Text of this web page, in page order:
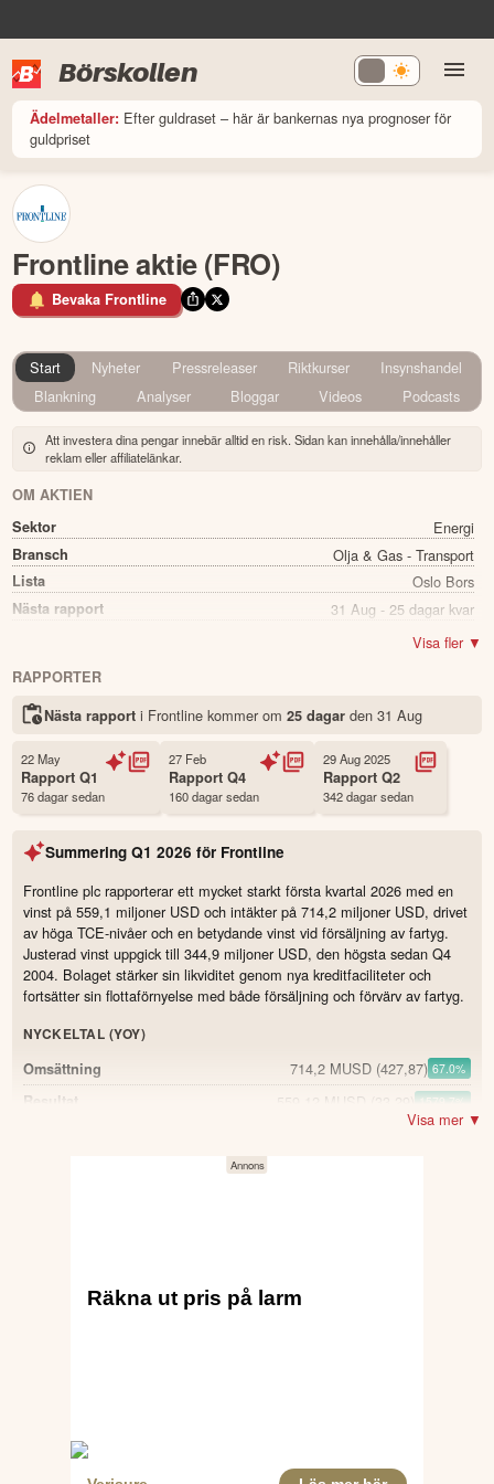
Börskollen
Ädelmetaller: Efter guldraset – här är bankernas nya prognoser för
guldpriset
Frontline aktie (FRO)
Bevaka Frontline
Start Nyheter Pressreleaser Riktkurser
Insynshandel
Blankning
Analyser Bloggar Videos Podcasts
Att investera dina pengar innebär alltid en risk. Sidan kan innehålla/innehåller
reklam eller affiliatelänkar.
OM AKTIEN
Sektor
Energi
Bransch Olja & Gas - Transport
Lista Oslo Bors
Nästa rapport 31 Aug - 25 dagar kvar
Ja
Namn Frontline
FRO
Status Noterad
Land
Antal ägare Avanza
Antal ägare Nordnet
17,202 st
Källa: Börsdata
Visa fler ▼
RAPPORTER
Nästa rapport i Frontline kommer om 25 dagarden 31 Aug
22 May
RapportQ1
76 dagar sedan
27 Feb
RapportQ4
160 dagar sedan
29 Aug 2025
RapportQ2
342 dagar sedan
Summering Q1 2026 för Frontline
Frontline plc rapporterar ett mycket starkt första kvartal 2026 med en
vinst på 559,1 miljoner USD och intäkter på 714,2 miljoner USD, drivet
av höga TCE-nivåer och en betydande vinst vid försäljning av fartyg.
Justerad vinst uppgick till 344,9 miljoner USD, den högsta sedan Q4
2004. Bolaget stärker sin likviditet genom nya kreditfaciliteter och
fortsätter sin flottaförnyelse med både försäljning och förvärv av fartyg.
NYCKELTAL (YOY)
Omsättning
714,2 MUSD(427,87) 67.0%
Resultat 559,12 MUSD 1579.7%
536,549 MUSD
Utdelning per aktie
Justerad vinst på 344,9 miljoner USD, den högsta sedan Q4
Visa mer ▼